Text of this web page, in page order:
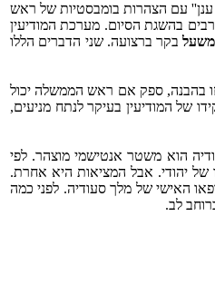
ענן'' עם הצהרות בומבסטיות של ראש
בהשגת הסיום. מערכת המודיעין
בקר ברצועה. שני הדברים הללו
בהבנה, ספק אם ראש הממשלה יכול
המודיעין בעיקר לנתח מניעים,
הוא משטר אנטישמי מוצהר. לפי
תדרוך כף רגלו של יהודי. אבל המציאות היא אחרת.
האישי של מלך סעודיה. לפני כמה
לב.